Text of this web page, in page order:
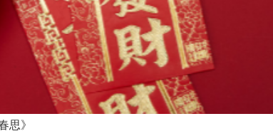
思》